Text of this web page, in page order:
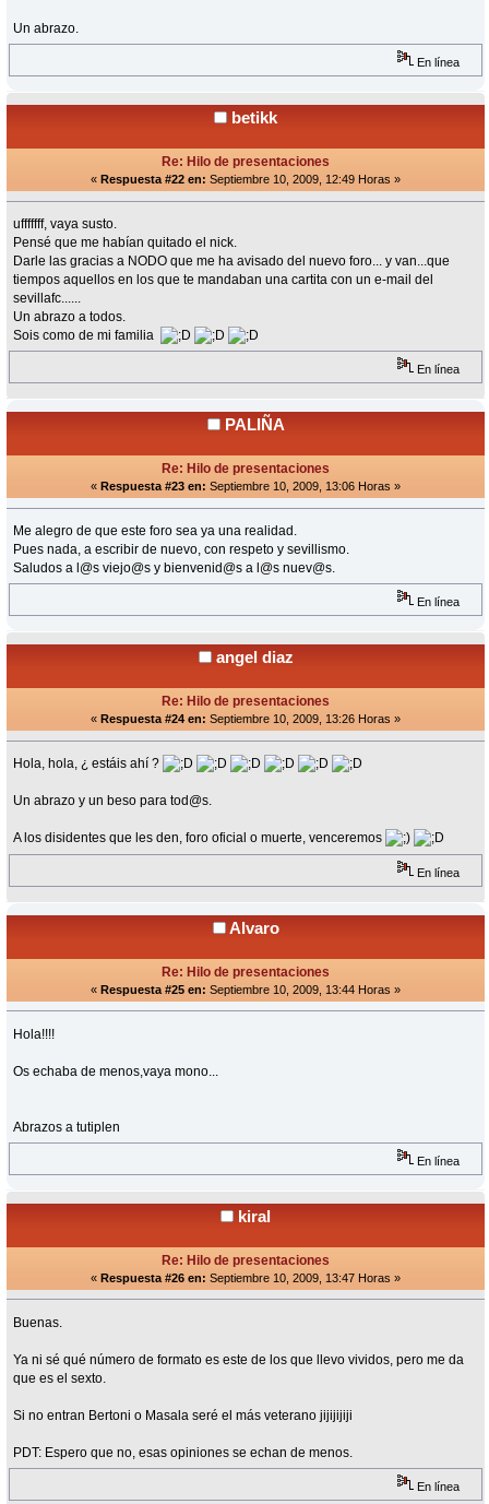
Un abrazo.
En línea
betikk
Re: Hilo de presentaciones
« Respuesta #22 en: Septiembre 10, 2009, 12:49 Horas »
ufffffff, vaya susto.
Pensé que me habían quitado el nick.
Darle las gracias a NODO que me ha avisado del nuevo foro... y van...que
tiempos aquellos en los que te mandaban una cartita con un e-mail del
sevillafc......
Un abrazo a todos.
Sois como de mi familia
En línea
PALIÑA
Re: Hilo de presentaciones
« Respuesta #23 en: Septiembre 10, 2009, 13:06 Horas »
Me alegro de que este foro sea ya una realidad.
Pues nada, a escribir de nuevo, con respeto y sevillismo.
Saludos a l@s viejo@s y bienvenid@s a l@s nuev@s.
En línea
angel diaz
Re: Hilo de presentaciones
« Respuesta #24 en: Septiembre 10, 2009, 13:26 Horas »
Hola, hola, ¿ estáis ahí ?
Un abrazo y un beso para tod@s.
A los disidentes que les den, foro oficial o muerte, venceremos
En línea
Alvaro
Re: Hilo de presentaciones
« Respuesta #25 en: Septiembre 10, 2009, 13:44 Horas »
Hola!!!!
Os echaba de menos,vaya mono...
Abrazos a tutiplen
En línea
kiral
Re: Hilo de presentaciones
« Respuesta #26 en: Septiembre 10, 2009, 13:47 Horas »
Buenas.
Ya ni sé qué número de formato es este de los que llevo vividos, pero me da
que es el sexto.
Si no entran Bertoni o Masala seré el más veterano jijijijiji
PDT: Espero que no, esas opiniones se echan de menos.
En línea